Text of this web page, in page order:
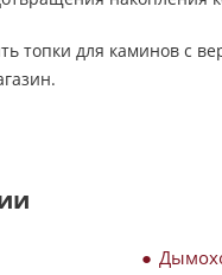
топки для каминов с